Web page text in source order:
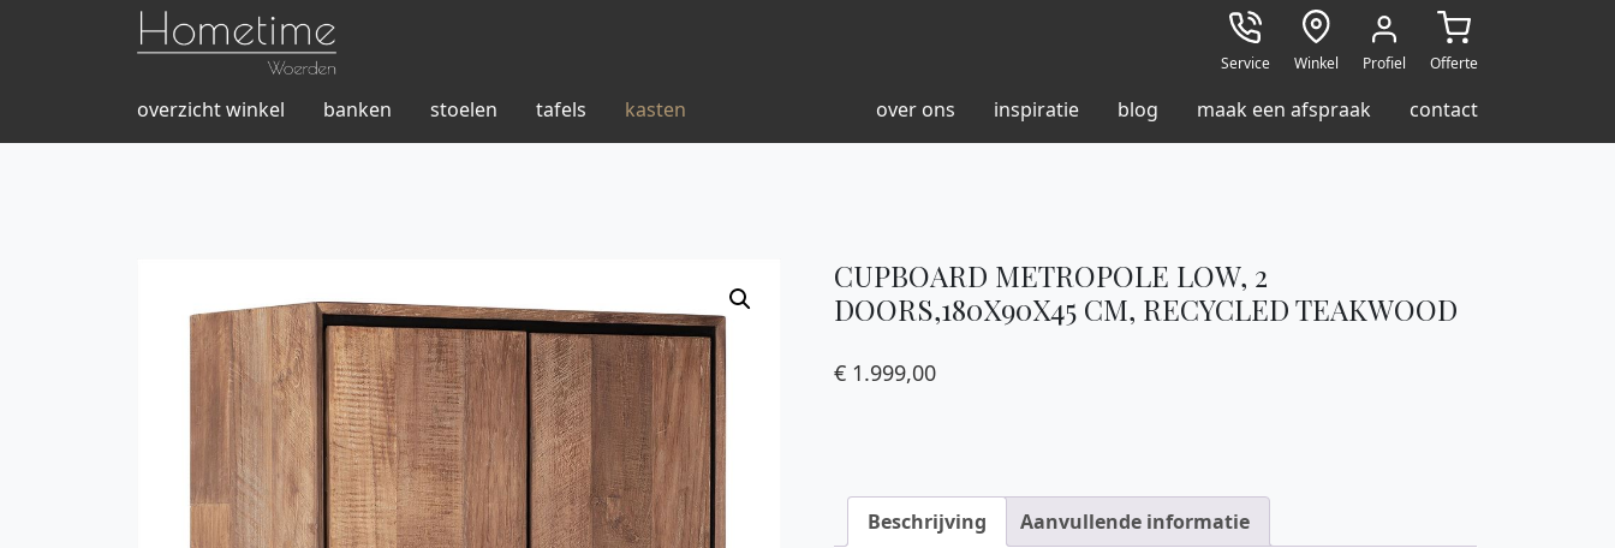
Service Winkel Profiel Offerte
overzicht winkel banken stoelen tafels kasten over ons inspiratie blog maak een afspraak contact
CUPBOARD METROPOLE LOW, 2
DOORS,180X90X45 CM, RECYCLED TEAKWOOD
€ 1.999,00
Beschrijving Aanvullende informatie